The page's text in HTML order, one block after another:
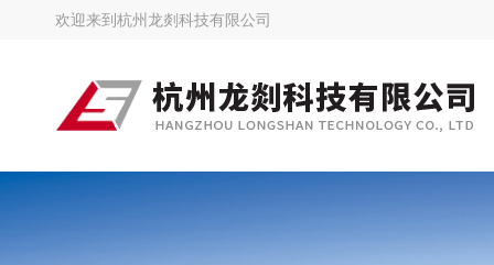
欢迎来到 杭州龙剡科技有限公司